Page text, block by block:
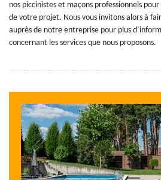
nos piccinistes et maçons professionnels
de votre projet. Nous vous invitons alors à
auprès de notre entreprise pour plus
concernant les services que nous proposons.